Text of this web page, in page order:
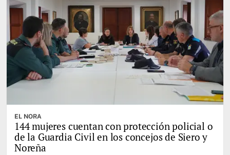
EL NORA
144 mujeres cuentan con protección policial o
de la Guardia Civil en los concejos de Siero y
Noreña